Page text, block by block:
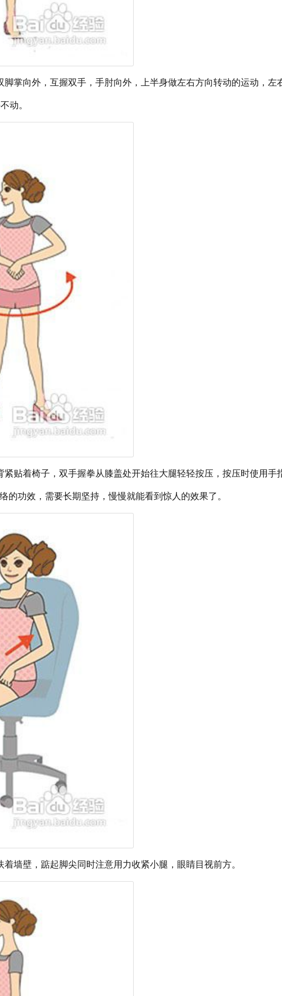
脚掌向外，互握双手，手肘向外，上半身做左右方向转动的运动，左
动。
贴着椅子，双手握拳从膝盖处开始往大腿轻轻按压，按压时使用手
的功效，需要长期坚持，慢慢就能看到惊人的效果了。
墙壁，踮起脚尖同时注意用力收紧小腿，眼睛目视前方。